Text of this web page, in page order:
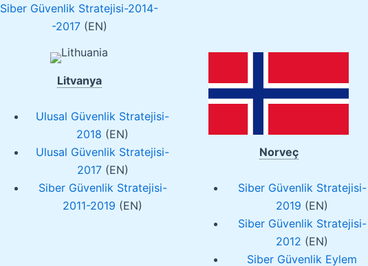
Siber Güvenlik Stratejisi-2014-
-2017(EN)
Litvanya
Ulusal Güvenlik Stratejisi-
2018 (EN)
Ulusal Güvenlik Stratejisi-
2017(EN)
Siber Güvenlik Stratejisi-
2011-2019 (EN)
Norveç
Siber Güvenlik Stratejisi-
2019 (EN)
Siber Güvenlik Stratejisi-
2012 (EN)
Siber Güvenlik Eylem